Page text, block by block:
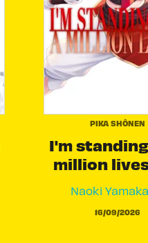
PIKA SHÔNEN
I'm
million
Naoki
16/09/2026